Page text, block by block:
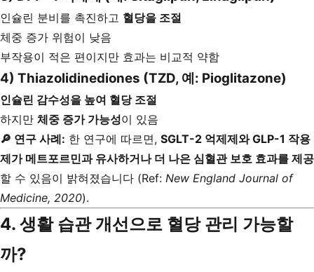
인슐린 분비를 촉진하고 혈당을 조절
체중 증가 위험이 낮음
부작용이 적은 편이지만 효과는 비교적 약함
4) Thiazolidinediones (TZD, 예: Pioglitazone)
인슐린 감수성을 높여 혈당 조절
하지만 체중 증가 가능성이 있음
🔎 연구 사례: 한 연구에 따르면, SGLT-2 억제제와 GLP-1 작용
제가 메트포르민과 유사하거나 더 나은 심혈관 보호 효과를 제공
할 수 있음이 밝혀졌습니다 (Ref: New England Journal of
Medicine, 2020).
4. 생활 습관 개선으로 혈당 관리 가능할
까?